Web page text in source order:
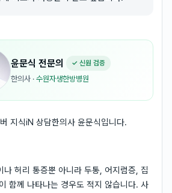
윤문식 전문의 ✓ 신원 검증
한의사 · 수원자생한방병원
지식iN 상담한의사 윤문식입니다.
나 허리 통증뿐 아니라 두통, 어지럼증, 집
함께 나타나는 경우도 적지 않습니다. 사